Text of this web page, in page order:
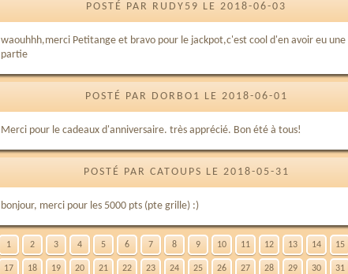
POSTÉ PAR RUDY59 LE 2018-06-03
waouhhh,merci Petitange et bravo pour le jackpot,c'est cool d'en avoir eu une
partie
POSTÉ PAR DORBO1 LE 2018-06-01
Merci pour le cadeaux d'anniversaire. très apprécié. Bon été à tous!
POSTÉ PAR CATOUPS LE 2018-05-31
bonjour, merci pour les 5000 pts (pte grille) :)
1 2 3 4 5 6 7 8 9 10 11 12 13 14 15
17 18 19 20 21 22 23 24 25 26 27 28 29 30 31